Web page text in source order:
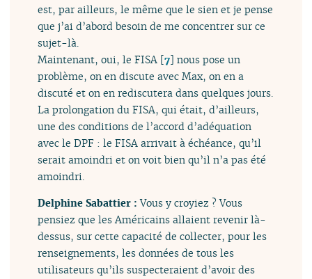
est, par ailleurs, le même que le sien et je pense
que j’ai d’abord besoin de me concentrer sur ce
sujet-là.
Maintenant, oui, le FISA [7] nous pose un
problème, on en discute avec Max, on en a
discuté et on en rediscutera dans quelques jours.
La prolongation du FISA, qui était, d’ailleurs,
une des conditions de l’accord d’adéquation
avec le DPF : le FISA arrivait à échéance, qu’il
serait amoindri et on voit bien qu’il n’a pas été
amoindri.
Delphine Sabattier :Vous y croyiez ? Vous
pensiez que les Américains allaient revenir là-
dessus, sur cette capacité de collecter, pour les
renseignements, les données de tous les
utilisateurs qu’ils suspecteraient d’avoir des